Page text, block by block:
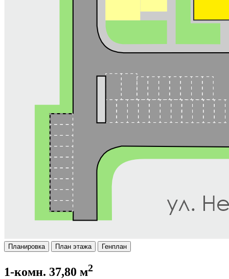
Планировка План этажа Генплан
1-комн. 37,80 м2